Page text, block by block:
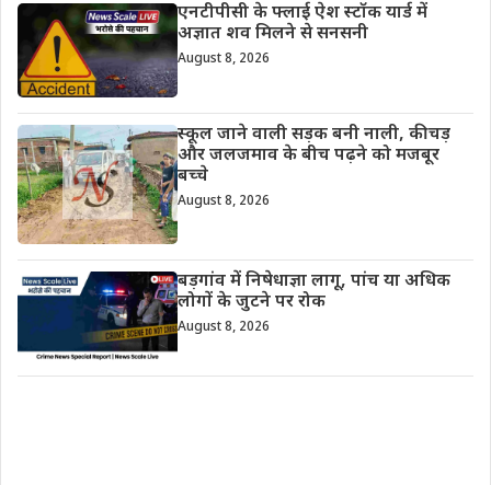
एनटीपीसी के फ्लाई ऐश स्टॉक यार्ड में
अज्ञात शव मिलने से सनसनी
August 8, 2026
स्कूल जाने वाली सड़क बनी नाली, कीचड़
और जलजमाव के बीच पढ़ने को मजबूर
बच्चे
August 8, 2026
बड़गांव में निषेधाज्ञा लागू, पांच या अधिक
लोगों के जुटने पर रोक
August 8, 2026